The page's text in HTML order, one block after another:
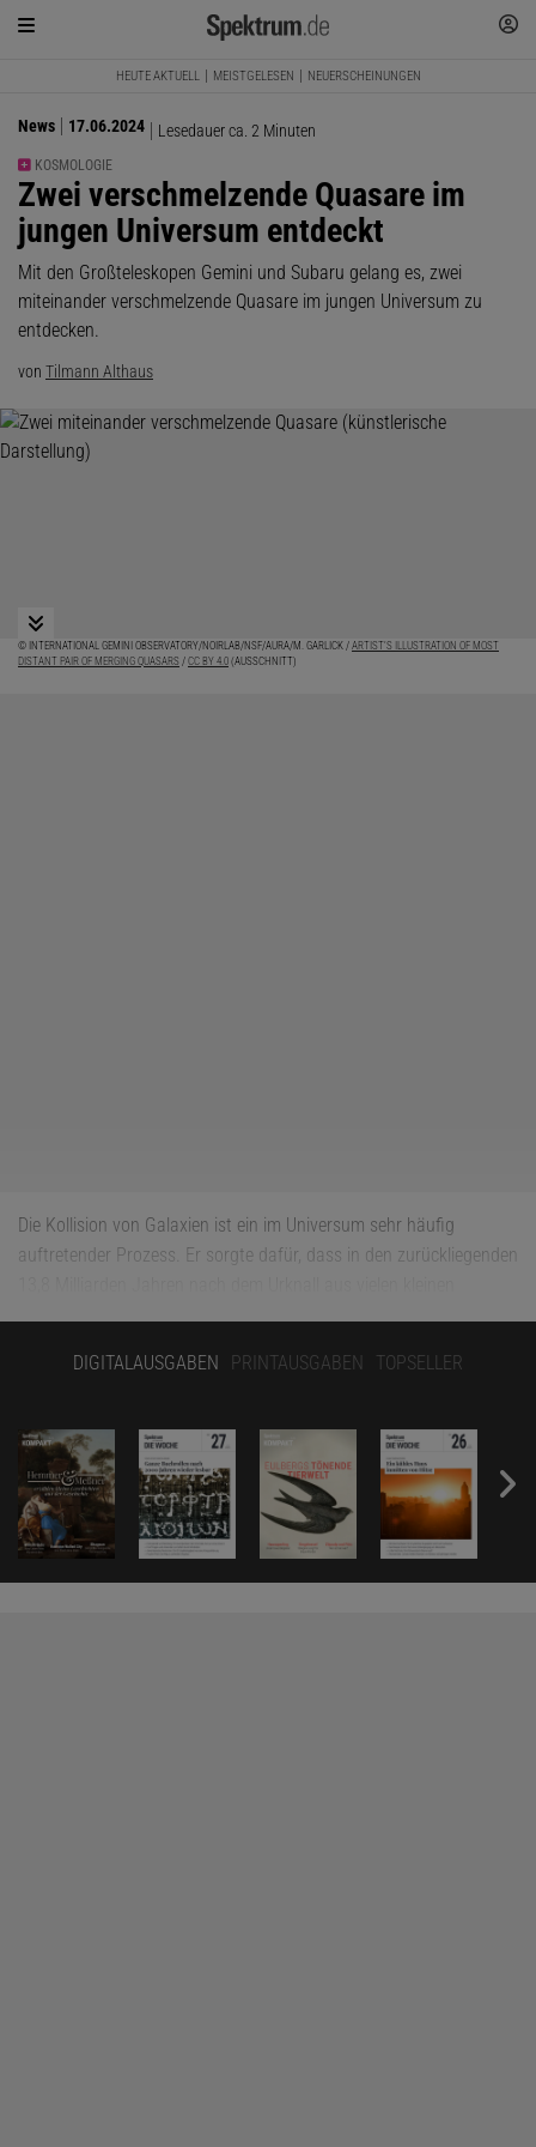
HEUTE AKTUELL MEISTGELESEN NEUERSCHEINUNGEN
News 17.06.2024 Lesedauer ca. 2 Minuten
KOSMOLOGIE
:
Zwei verschmelzende Quasare im
jungen Universum entdeckt
Mit den Großteleskopen Gemini und Subaru gelang es, zwei
miteinander verschmelzende Quasare im jungen Universum zu
entdecken.
von Tilmann Althaus
© INTERNATIONAL GEMINI OBSERVATORY/NOIRLAB/NSF/AURA/M. GARLICK / ARTIST’S ILLUSTRATION OF MOST
DISTANT PAIR OF MERGING QUASARS / CC BY 4.0 (AUSSCHNITT)
Die Kollision von Galaxien ist ein im Universum sehr häufig
auftretender Prozess. Er sorgte dafür, dass in den zurückliegenden
Bei der Kollision von zwei Galaxien vereinigen sich auch die beiden
eine bevorstehende Verschmelzung von zwei aktiven Schwarzen
Löchern im jungen Universum beobachtet werden, als das Weltall
erst rund sieben Prozent seines heutigen Alters erreicht hatte, die
kosmologische Rotverschiebung der beiden Quasare beträgt
z= 6,05. Darüber berichtet das
Team um Yoshiki Matsuoka von
der japanischen Ehime University.
DIGITALAUSGABEN PRINTAUSGABEN TOPSELLER